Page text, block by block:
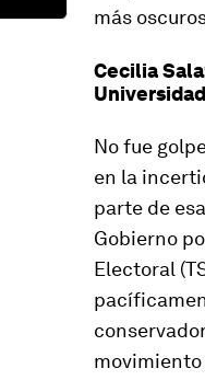
más
Cecilia
No fue
en la
parte de
Gobierno
Electoral
movimiento